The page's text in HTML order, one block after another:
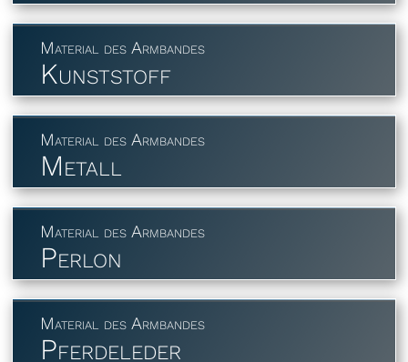
Material des Armbandes
Kunststoff
Material des Armbandes
Metall
Material des Armbandes
Perlon
Material des Armbandes
Pferdeleder